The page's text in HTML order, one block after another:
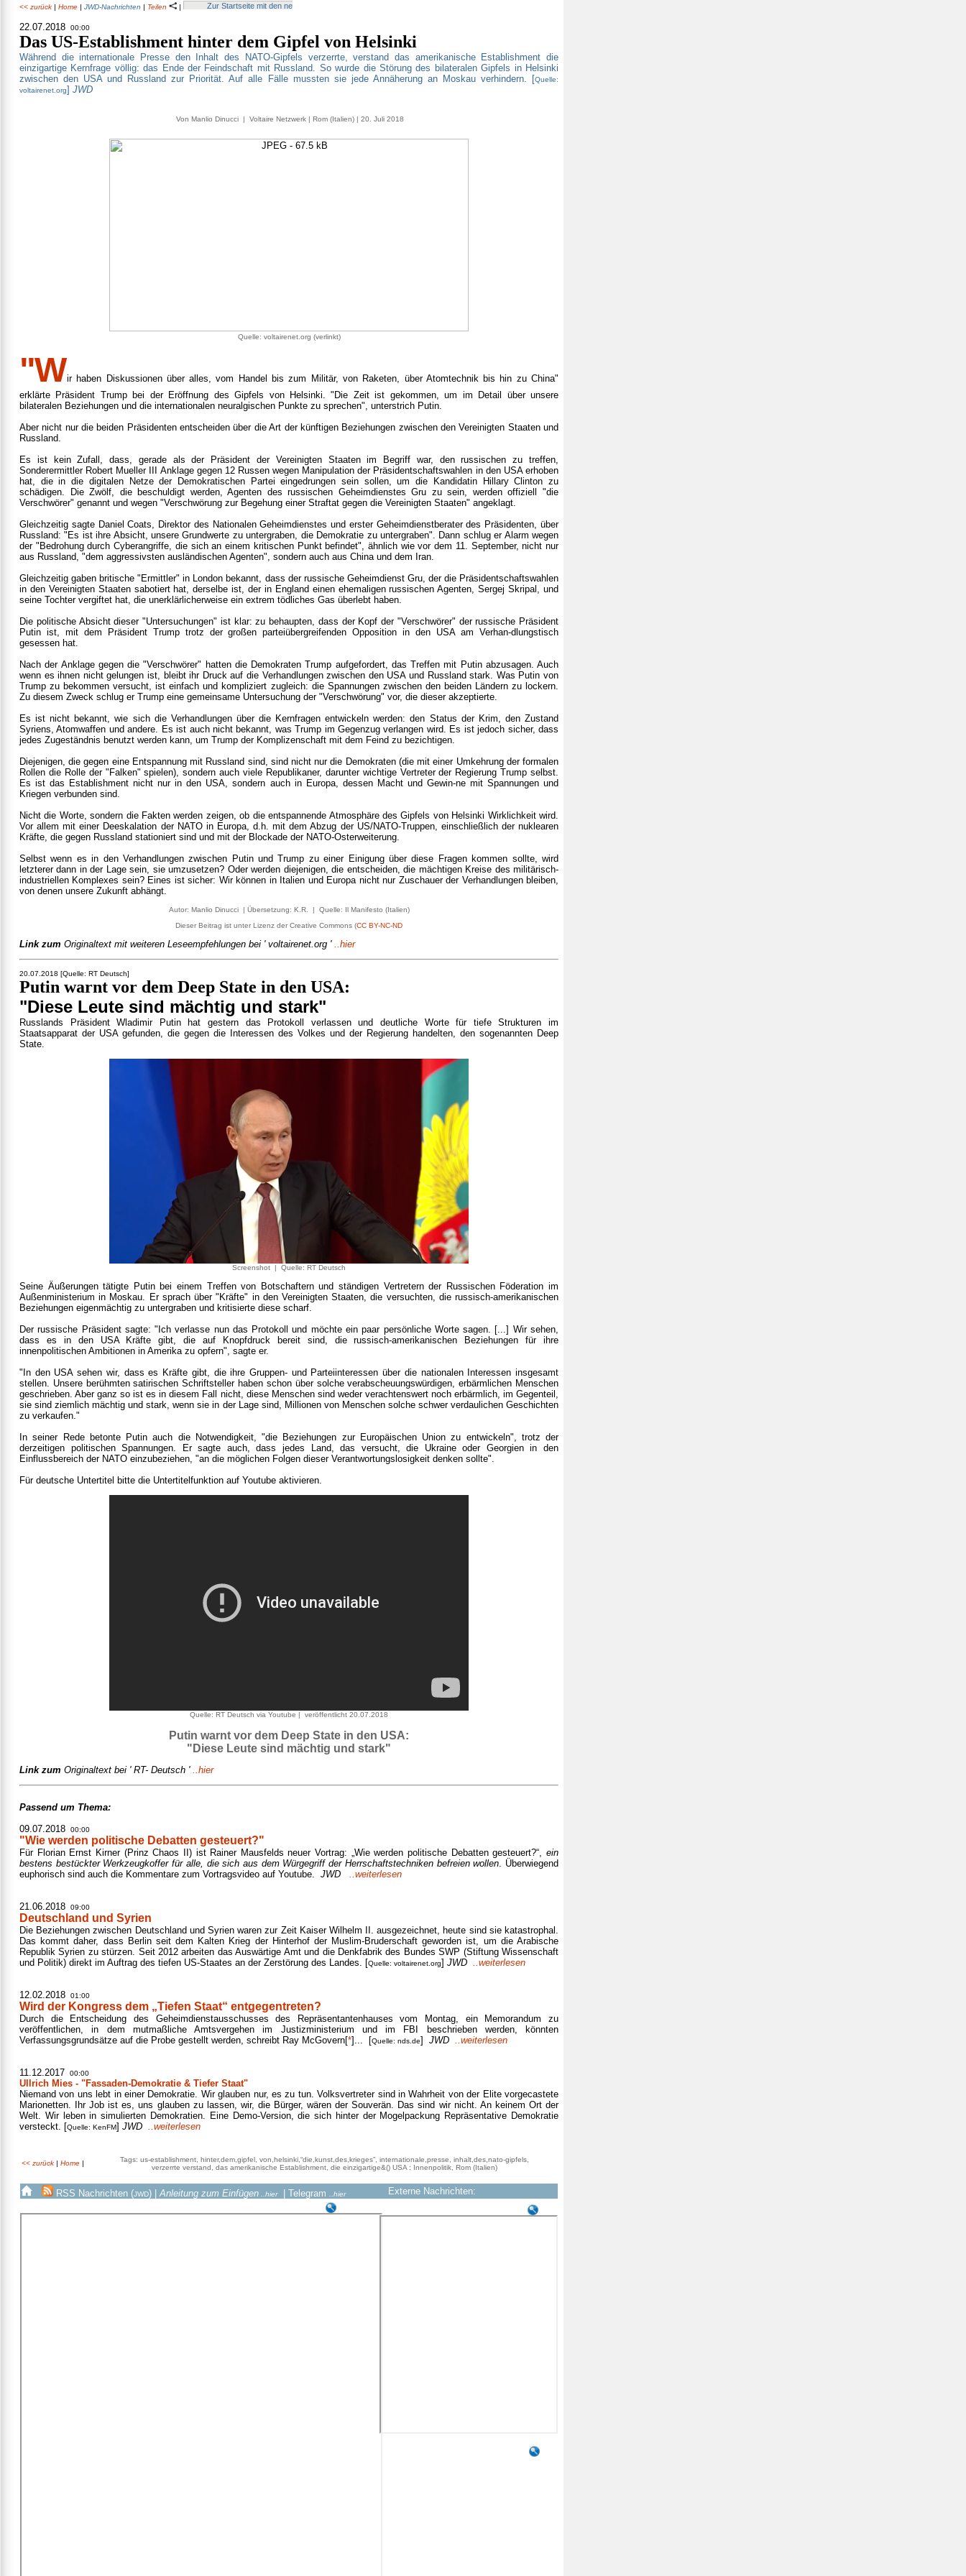
<< zurück | Home | JWD-Nachrichten | Teilen |
22.07.2018 00:00
Das US-Establishment hinter dem Gipfel von Helsinki
Während die internationale Presse den Inhalt des NATO-Gipfels verzerrte, verstand das amerikanische Establishment die
einzigartige Kernfrage völlig: das Ende der Feindschaft mit Russland. So wurde die Störung des bilateralen Gipfels in Helsinki
zwischen den USA und Russland zur Priorität. Auf alle Fälle mussten sie jede Annäherung an Moskau verhindern. [Quelle:
voltairenet.org] JWD
Von Manlio Dinucci | Voltaire Netzwerk | Rom (Italien) | 20. Juli 2018
Quelle: voltairenet.org (verlinkt)
"Wir haben Diskussionen über alles, vom Handel bis zum Militär, von Raketen, über Atomtechnik bis hin zu China"
erklärte Präsident Trump bei der Eröffnung des Gipfels von Helsinki. "Die Zeit ist gekommen, um im Detail über unsere
bilateralen Beziehungen und die internationalen neuralgischen Punkte zu sprechen", unterstrich Putin.
Aber nicht nur die beiden Präsidenten entscheiden über die Art der künftigen Beziehungen zwischen den Vereinigten Staaten und
Russland.
Es ist kein Zufall, dass, gerade als der Präsident der Vereinigten Staaten im Begriff war, den russischen zu treffen,
Sonderermittler Robert Mueller III Anklage gegen 12 Russen wegen Manipulation der Präsidentschaftswahlen in den USA erhoben
hat, die in die digitalen Netze der Demokratischen Partei eingedrungen sein sollen, um die Kandidatin Hillary Clinton zu
schädigen. Die Zwölf, die beschuldigt werden, Agenten des russischen Geheimdienstes Gru zu sein, werden offiziell "die
Verschwörer" genannt und wegen "Verschwörung zur Begehung einer Straftat gegen die Vereinigten Staaten" angeklagt.
Gleichzeitig sagte Daniel Coats, Direktor des Nationalen Geheimdienstes und erster Geheimdienstberater des Präsidenten, über
Russland: "Es ist ihre Absicht, unsere Grundwerte zu untergraben, die Demokratie zu untergraben". Dann schlug er Alarm wegen
der "Bedrohung durch Cyberangriffe, die sich an einem kritischen Punkt befindet", ähnlich wie vor dem 11. September, nicht nur
aus Russland, "dem aggressivsten ausländischen Agenten", sondern auch aus China und dem Iran.
Gleichzeitig gaben britische "Ermittler" in London bekannt, dass der russische Geheimdienst Gru, der die Präsidentschaftswahlen
in den Vereinigten Staaten sabotiert hat, derselbe ist, der in England einen ehemaligen russischen Agenten, Sergej Skripal, und
seine Tochter vergiftet hat, die unerklärlicherweise ein extrem tödliches Gas überlebt haben.
Die politische Absicht dieser "Untersuchungen" ist klar: zu behaupten, dass der Kopf der "Verschwörer" der russische Präsident
Putin ist, mit dem Präsident Trump trotz der großen parteiübergreifenden Opposition in den USA am Verhan-dlungstisch
gesessen hat.
Nach der Anklage gegen die "Verschwörer" hatten die Demokraten Trump aufgefordert, das Treffen mit Putin abzusagen. Auch
wenn es ihnen nicht gelungen ist, bleibt ihr Druck auf die Verhandlungen zwischen den USA und Russland stark. Was Putin von
Trump zu bekommen versucht, ist einfach und kompliziert zugleich: die Spannungen zwischen den beiden Ländern zu lockern.
Zu diesem Zweck schlug er Trump eine gemeinsame Untersuchung der "Verschwörung" vor, die dieser akzeptierte.
Es ist nicht bekannt, wie sich die Verhandlungen über die Kernfragen entwickeln werden: den Status der Krim, den Zustand
Syriens, Atomwaffen und andere. Es ist auch nicht bekannt, was Trump im Gegenzug verlangen wird. Es ist jedoch sicher, dass
jedes Zugeständnis benutzt werden kann, um Trump der Komplizenschaft mit dem Feind zu bezichtigen.
Diejenigen, die gegen eine Entspannung mit Russland sind, sind nicht nur die Demokraten (die mit einer Umkehrung der formalen
Rollen die Rolle der "Falken" spielen), sondern auch viele Republikaner, darunter wichtige Vertreter der Regierung Trump selbst.
Es ist das Establishment nicht nur in den USA, sondern auch in Europa, dessen Macht und Gewin-ne mit Spannungen und
Kriegen verbunden sind.
Nicht die Worte, sondern die Fakten werden zeigen, ob die entspannende Atmosphäre des Gipfels von Helsinki Wirklichkeit wird.
Vor allem mit einer Deeskalation der NATO in Europa, d.h. mit dem Abzug der US/NATO-Truppen, einschließlich der nuklearen
Kräfte, die gegen Russland stationiert sind und mit der Blockade der NATO-Osterweiterung.
Selbst wenn es in den Verhandlungen zwischen Putin und Trump zu einer Einigung über diese Fragen kommen sollte, wird
letzterer dann in der Lage sein, sie umzusetzen? Oder werden diejenigen, die entscheiden, die mächtigen Kreise des militärisch-
industriellen Komplexes sein? Eines ist sicher: Wir können in Italien und Europa nicht nur Zuschauer der Verhandlungen bleiben,
von denen unsere Zukunft abhängt.
Autor: Manlio Dinucci | Übersetzung: K.R. | Quelle: Il Manifesto (Italien)
Dieser Beitrag ist unter Lizenz der Creative Commons (CC BY-NC-ND
Link zum Originaltext mit weiteren Leseempfehlungen bei ' voltairenet.org ' ..hier
20.07.2018 [Quelle: RT Deutsch]
Putin warnt vor dem Deep State in den USA:
"Diese Leute sind mächtig und stark"
Russlands Präsident Wladimir Putin hat gestern das Protokoll verlassen und deutliche Worte für tiefe Strukturen im
Staatsapparat der USA gefunden, die gegen die Interessen des Volkes und der Regierung handelten, den sogenannten Deep
State.
Screenshot | Quelle: RT Deutsch
Seine Äußerungen tätigte Putin bei einem Treffen von Botschaftern und ständigen Vertretern der Russischen Föderation im
Außenministerium in Moskau. Er sprach über "Kräfte" in den Vereinigten Staaten, die versuchten, die russisch-amerikanischen
Beziehungen eigenmächtig zu untergraben und kritisierte diese scharf.
Der russische Präsident sagte: "Ich verlasse nun das Protokoll und möchte ein paar persönliche Worte sagen. [...] Wir sehen,
dass es in den USA Kräfte gibt, die auf Knopfdruck bereit sind, die russisch-amerikanischen Beziehungen für ihre
innenpolitischen Ambitionen in Amerika zu opfern", sagte er.
"In den USA sehen wir, dass es Kräfte gibt, die ihre Gruppen- und Parteiinteressen über die nationalen Interessen insgesamt
stellen. Unsere berühmten satirischen Schriftsteller haben schon über solche verabscheuungswürdigen, erbärmlichen Menschen
geschrieben. Aber ganz so ist es in diesem Fall nicht, diese Menschen sind weder verachtenswert noch erbärmlich, im Gegenteil,
sie sind ziemlich mächtig und stark, wenn sie in der Lage sind, Millionen von Menschen solche schwer verdaulichen Geschichten
zu verkaufen."
In seiner Rede betonte Putin auch die Notwendigkeit, "die Beziehungen zur Europäischen Union zu entwickeln", trotz der
derzeitigen politischen Spannungen. Er sagte auch, dass jedes Land, das versucht, die Ukraine oder Georgien in den
Einflussbereich der NATO einzubeziehen, "an die möglichen Folgen dieser Verantwortungslosigkeit denken sollte".
Für deutsche Untertitel bitte die Untertitelfunktion auf Youtube aktivieren.
Quelle: RT Deutsch via Youtube | veröffentlicht 20.07.2018
Putin warnt vor dem Deep State in den USA:
"Diese Leute sind mächtig und stark"
Link zum Originaltext bei ' RT- Deutsch ' ..hier
Passend um Thema:
09.07.2018
00:00
"Wie werden politische Debatten gesteuert?"
Für Florian Ernst Kirner (Prinz Chaos II) ist Rainer Mausfelds neuer Vortrag: „Wie werden politische Debatten gesteuert?“, ein
bestens bestückter Werkzeugkoffer für alle, die sich aus dem Würgegriff der Herrschaftstechniken befreien wollen . Überwiegend
euphorisch sind auch die Kommentare zum Vortragsvideo auf Youtube. JWD ..weiterlesen
21.06.2018 09:00
Deutschland und Syrien
Die Beziehungen zwischen Deutschland und Syrien waren zur Zeit Kaiser Wilhelm II. ausgezeichnet, heute sind sie katastrophal.
Das kommt daher, dass Berlin seit dem Kalten Krieg der Hinterhof der Muslim-Bruderschaft geworden ist, um die Arabische
Republik Syrien zu stürzen. Seit 2012 arbeiten das Auswärtige Amt und die Denkfabrik des Bundes SWP (Stiftung Wissenschaft
und Politik) direkt im Auftrag des tiefen US-Staates an der Zerstörung des Landes. [Quelle: voltairenet.org] JWD ..weiterlesen
12.02.2018 01:00
Wird der Kongress dem „Tiefen Staat“ entgegentreten?
Durch die Entscheidung des Geheimdienstausschusses des Repräsentantenhauses vom Montag, ein Memorandum zu
veröffentlichen, in dem mutmaßliche Amtsvergehen im Justizministerium und im FBI beschrieben werden, könnten
Verfassungsgrundsätze auf die Probe gestellt werden, schreibt Ray McGovern[*]... [Quelle: nds.de] JWD ..weiterlesen
11.12.2017 00:00
Ullrich Mies - "Fassaden-Demokratie & Tiefer Staat"
Niemand von uns lebt in einer Demokratie. Wir glauben nur, es zu tun. Volksvertreter sind in Wahrheit von der Elite vorgecastete
Marionetten. Ihr Job ist es, uns glauben zu lassen, wir, die Bürger, wären der Souverän. Das sind wir nicht. An keinem Ort der
Welt. Wir leben in simulierten Demokratien. Eine Demo-Version, die sich hinter der Mogelpackung Repräsentative Demokratie
versteckt. [Quelle: KenFM] JWD ..weiterlesen
<< zurück | Home |
Tags: us-establishment, hinter,dem,gipfel, von,helsinki,“die,kunst,des,krieges”, internationale,presse, inhalt,des,nato-gipfels,
verzerrte verstand, das amerikanische Establishment, die einzigartige&() USA : Innenpolitik, Rom (Italien)